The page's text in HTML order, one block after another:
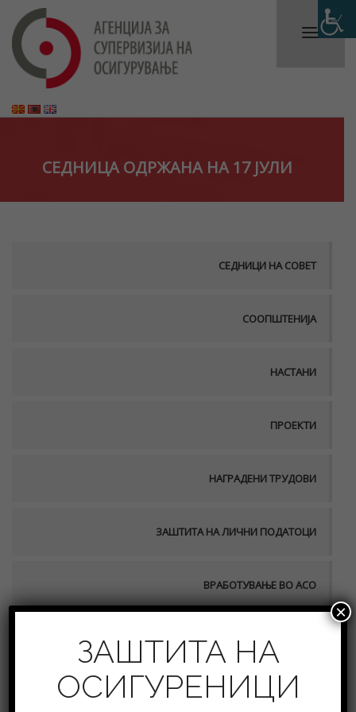
СЕДНИЦА ОДРЖАНА НА 17 ЈУЛИ
СЕДНИЦИ НА СОВЕТ
СООПШТЕНИЈА
НАСТАНИ
ПРОЕКТИ
НАГРАДЕНИ ТРУДОВИ
ЗАШТИТА НА ЛИЧНИ ПОДАТОЦИ
ВРАБОТУВАЊЕ ВО АСО
ПУБЛИКАЦИИ
ЗАШТИТА НА
ОСИГУРЕНИЦИ
×